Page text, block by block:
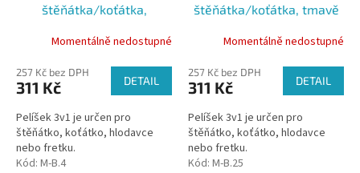
štěňátka/koťátka,
Momentálně nedostupné
257 Kč bez DPH
311 Kč DETAIL
Pelíšek 3v1 je určen pro
štěňátko, koťátko, hlodavce
nebo fretku.
Kód: M-B.4
štěňátka/koťátka, tmavě
Momentálně nedostupné
257 Kč bez DPH
311 Kč DETAIL
Pelíšek 3v1 je určen pro
štěňátko, koťátko, hlodavce
nebo fretku.
Kód: M-B.25